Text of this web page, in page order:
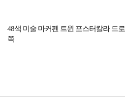
48색 미술 마커펜 트윈 포스터칼라 드
쪽